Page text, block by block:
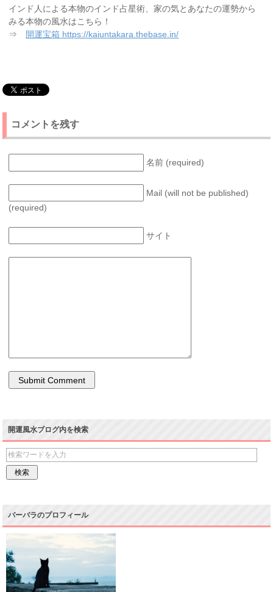
インド人による本物のインド占星術、家の気とあなたの運勢から
みる本物の風水はこちら！
⇒ 開運宝箱 https://kaiuntakara.thebase.in/
コメントを残す
名前 (required)
Mail (will not be published)
(required)
サイト
開運風水ブログ内を検索
バーバラのプロフィール